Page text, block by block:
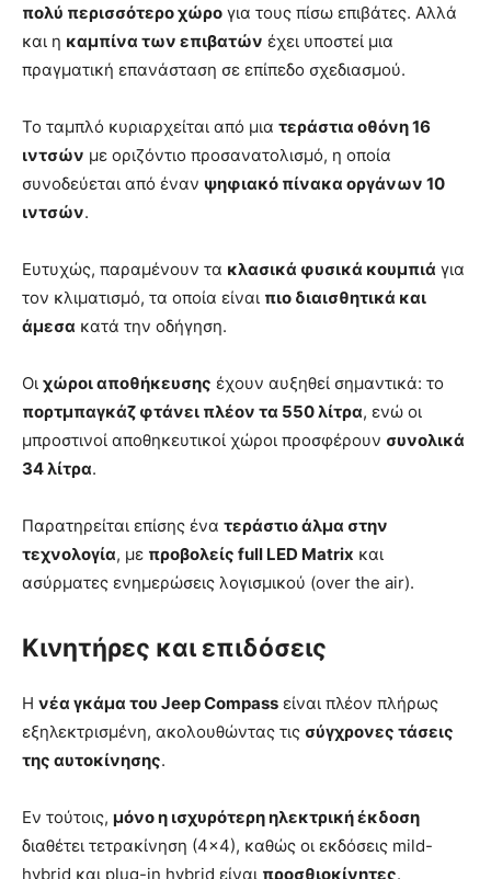
πολύ περισσότερο χώρο για τους πίσω επιβάτες. Αλλά
και η καμπίνα των επιβατών έχει υποστεί μια
πραγματική επανάσταση σε επίπεδο σχεδιασμού.
Το ταμπλό κυριαρχείται από μια τεράστια οθόνη 16
ιντσών με οριζόντιο προσανατολισμό, η οποία
συνοδεύεται από έναν ψηφιακό πίνακα οργάνων 10
ιντσών.
Ευτυχώς, παραμένουν τα κλασικά φυσικά κουμπιά για
τον κλιματισμό, τα οποία είναι πιο διαισθητικά και
άμεσα κατά την οδήγηση.
Οι χώροι αποθήκευσης έχουν αυξηθεί σημαντικά: το
πορτμπαγκάζ φτάνει πλέον τα 550 λίτρα, ενώ οι
μπροστινοί αποθηκευτικοί χώροι προσφέρουν συνολικά
34 λίτρα.
Παρατηρείται επίσης ένα τεράστιο άλμα στην
τεχνολογία, με προβολείς full LED Matrix και
ασύρματες ενημερώσεις λογισμικού (over the air).
Κινητήρες και επιδόσεις
Η νέα γκάμα του Jeep Compass είναι πλέον πλήρως
εξηλεκτρισμένη, ακολουθώντας τις σύγχρονες τάσεις
της αυτοκίνησης.
Εν τούτοις, μόνο η ισχυρότερη ηλεκτρική έκδοση
διαθέτει τετρακίνηση (4×4), καθώς οι εκδόσεις mild-
hybrid και plug-in hybrid είναι προσθιοκίνητες.